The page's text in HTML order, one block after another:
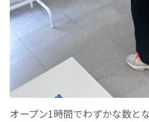
オープン1時間でわずかな数と